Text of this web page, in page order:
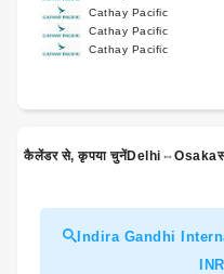
Cathay Pacific
Cathay Pacific
Cathay Pacific
कैलेंडर से, कृपया
Indira Gandhi